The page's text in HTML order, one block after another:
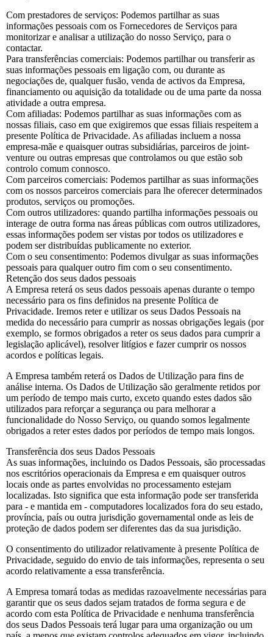
Com prestadores de serviços: Podemos partilhar as suas
informações pessoais com os Fornecedores de Serviços para
monitorizar e analisar a utilização do nosso Serviço, para o
contactar.
Para transferências comerciais: Podemos partilhar ou transferir as
suas informações pessoais em ligação com, ou durante as
negociações de, qualquer fusão, venda de activos da Empresa,
financiamento ou aquisição da totalidade ou de uma parte da nossa
atividade a outra empresa.
Com afiliadas: Podemos partilhar as suas informações com as
nossas filiais, caso em que exigiremos que essas filiais respeitem a
presente Política de Privacidade. As afiliadas incluem a nossa
empresa-mãe e quaisquer outras subsidiárias, parceiros de joint-
venture ou outras empresas que controlamos ou que estão sob
controlo comum connosco.
Com parceiros comerciais: Podemos partilhar as suas informações
com os nossos parceiros comerciais para lhe oferecer determinados
produtos, serviços ou promoções.
Com outros utilizadores: quando partilha informações pessoais ou
interage de outra forma nas áreas públicas com outros utilizadores,
essas informações podem ser vistas por todos os utilizadores e
podem ser distribuídas publicamente no exterior.
Com o seu consentimento: Podemos divulgar as suas informações
pessoais para qualquer outro fim com o seu consentimento.
Retenção dos seus dados pessoais
A Empresa reterá os seus dados pessoais apenas durante o tempo
necessário para os fins definidos na presente Política de
Privacidade. Iremos reter e utilizar os seus Dados Pessoais na
medida do necessário para cumprir as nossas obrigações legais (por
exemplo, se formos obrigados a reter os seus dados para cumprir a
legislação aplicável), resolver litígios e fazer cumprir os nossos
acordos e políticas legais.
A Empresa também reterá os Dados de Utilização para fins de
análise interna. Os Dados de Utilização são geralmente retidos por
um período de tempo mais curto, exceto quando estes dados são
utilizados para reforçar a segurança ou para melhorar a
funcionalidade do Nosso Serviço, ou quando somos legalmente
obrigados a reter estes dados por períodos de tempo mais longos.
Transferência dos seus Dados Pessoais
As suas informações, incluindo os Dados Pessoais, são processadas
nos escritórios operacionais da Empresa e em quaisquer outros
locais onde as partes envolvidas no processamento estejam
localizadas. Isto significa que esta informação pode ser transferida
para - e mantida em - computadores localizados fora do seu estado,
província, país ou outra jurisdição governamental onde as leis de
proteção de dados podem ser diferentes das da sua jurisdição.
O consentimento do utilizador relativamente à presente Política de
Privacidade, seguido do envio de tais informações, representa o seu
acordo relativamente a essa transferência.
A Empresa tomará todas as medidas razoavelmente necessárias para
garantir que os seus dados sejam tratados de forma segura e de
acordo com esta Política de Privacidade e nenhuma transferência
dos seus Dados Pessoais terá lugar para uma organização ou um